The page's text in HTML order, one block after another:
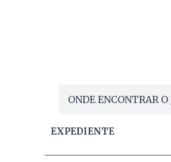
ONDE ENCONTRAR O
EXPEDIENTE